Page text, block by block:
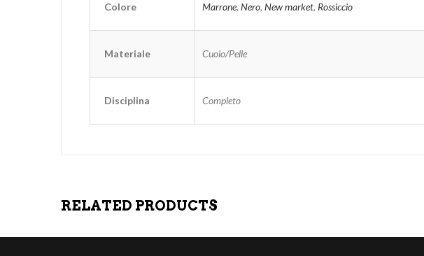
Colore Marrone, Nero, New market, Rossiccio
Materiale Cuoio/Pelle
Disciplina Completo
RELATED PRODUCTS